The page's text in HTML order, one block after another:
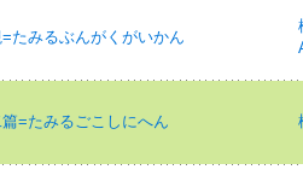
たみるぶんがくがいかん
=たみるごこしにへん